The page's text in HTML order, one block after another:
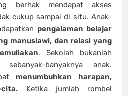
berhak mendapat akses
cukup sampai di situ. Anak-
pengalaman belajar
manusiawi, dan relasi yang
. Sekolah bukanlah
banyaknya anak.
menumbuhkan harapan,
Ketika jumlah rombel